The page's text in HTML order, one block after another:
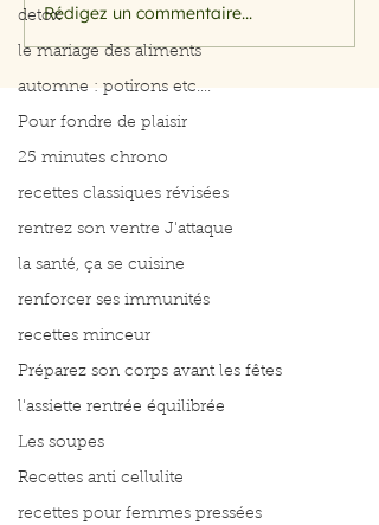
detox
le mariage des aliments
automne : potirons etc....
Pour fondre de plaisir
25 minutes chrono
recettes classiques révisées
rentrez son ventre J'attaque
la santé, ça se cuisine
renforcer ses immunités
recettes minceur
Préparez son corps avant les fêtes
l'assiette rentrée équilibrée
Les soupes
Recettes anti cellulite
recettes pour femmes pressées
Citrouille, courge et
potiron
Rédigez un commentaire...